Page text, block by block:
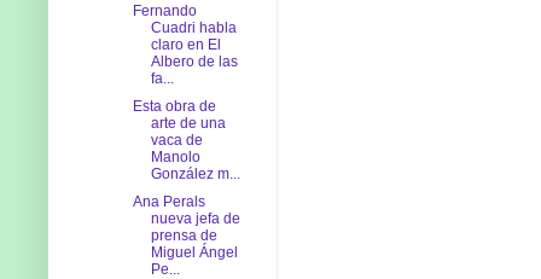
Fernando
Cuadri habla
claro en El
Albero de las
fa...
Esta obra de
arte de una
vaca de
Manolo
González m...
Ana Perals
nueva jefa de
prensa de
Miguel Ángel
Pe...